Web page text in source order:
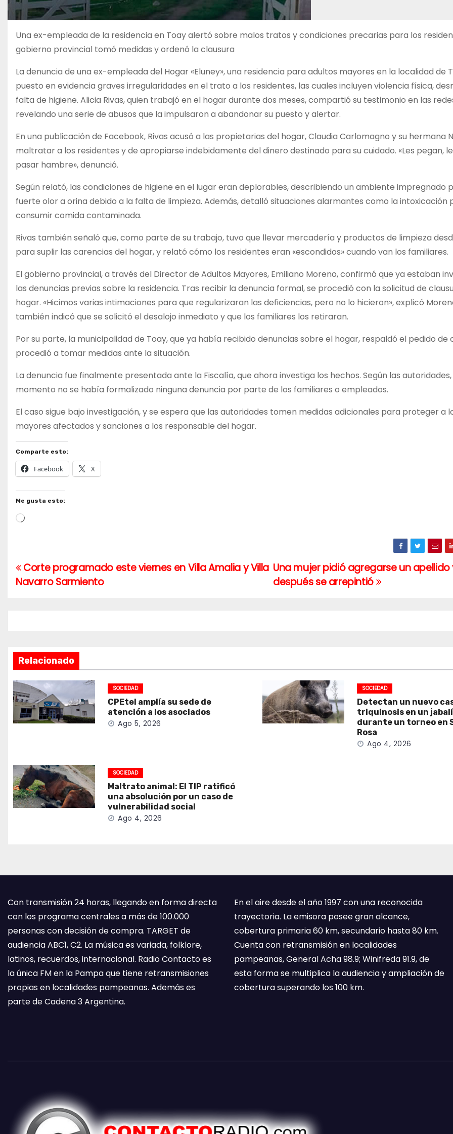
Una ex-empleada de la residencia en Toay alertó sobre malos tratos y condiciones precarias para los
gobierno provincial tomó medidas y ordenó la clausura
La denuncia de una ex-empleada del Hogar «Eluney», una residencia para adultos mayores en la localidad de
puesto en evidencia graves irregularidades en el trato a los residentes, las cuales incluyen violencia física,
falta de higiene. Alicia Rivas, quien trabajó en el hogar durante dos meses, compartió su testimonio en las
revelando una serie de abusos que la impulsaron a abandonar su puesto y alertar.
En una publicación de Facebook, Rivas acusó a las propietarias del hogar, Claudia Carlomagno y su hermana
maltratar a los residentes y de apropiarse indebidamente del dinero destinado para su cuidado. «Les pegan,
pasar hambre», denunció.
Según relató, las condiciones de higiene en el lugar eran deplorables, describiendo un ambiente impregnado
fuerte olor a orina debido a la falta de limpieza. Además, detalló situaciones alarmantes como la intoxicación
consumir comida contaminada.
Rivas también señaló que, como parte de su trabajo, tuvo que llevar mercadería y productos de limpieza
para suplir las carencias del hogar, y relató cómo los residentes eran «escondidos» cuando van los familiares.
El gobierno provincial, a través del Director de Adultos Mayores, Emiliano Moreno, confirmó que ya estaban
las denuncias previas sobre la residencia. Tras recibir la denuncia formal, se procedió con la solicitud de
hogar. «Hicimos varias intimaciones para que regularizaran las deficiencias, pero no lo hicieron», explicó
también indicó que se solicitó el desalojo inmediato y que los familiares los retiraran.
Por su parte, la municipalidad de Toay, que ya había recibido denuncias sobre el hogar, respaldó el pedido de
procedió a tomar medidas ante la situación.
La denuncia fue finalmente presentada ante la Fiscalía, que ahora investiga los hechos. Según las
momento no se había formalizado ninguna denuncia por parte de los familiares o empleados.
El caso sigue bajo investigación, y se espera que las autoridades tomen medidas adicionales para proteger a
mayores afectados y sanciones a los responsable del hogar.
Comparte esto:
Facebook X
Me gusta esto:
Cargando...
Navegación
de
Una mujer pidió agregarse un apellido
después se arrepintió
Corte programado este viernes en Villa Amalia y Villa
Navarro Sarmiento
Relacionado
SOCIEDAD
CPEtel amplía su sede de
atención a los asociados
Ago 5, 2026
SOCIEDAD
Detectan un nuevo
triquinosis en un
durante un torneo en
Rosa
Ago 4, 2026
SOCIEDAD
Maltrato animal: El TIP ratificó
una absolución por un caso de
vulnerabilidad social
Ago 4, 2026
Con transmisión 24 horas, llegando en forma directa
con los programa centrales a más de 100.000
personas con decisión de compra. TARGET de
audiencia ABC1, C2. La música es variada, folklore,
latinos, recuerdos, internacional. Radio Contacto es
la única FM en la Pampa que tiene retransmisiones
propias en localidades pampeanas. Además es
parte de Cadena 3 Argentina.
En el aire desde el año 1997 con una reconocida
trayectoria. La emisora posee gran alcance,
cobertura primaria 60 km, secundario hasta 80 km.
Cuenta con retransmisión en localidades
pampeanas, General Acha 98.9; Winifreda 91.9, de
esta forma se multiplica la audiencia y ampliación de
cobertura superando los 100 km.